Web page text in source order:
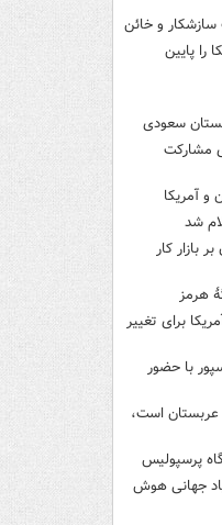
و خائن
را پایین
سعودی
مشارکت
و آمریکا
شد
بازار کار
هرمز
برای تغییر
با حضور
است،
پرسپولیس
جهانی هوش